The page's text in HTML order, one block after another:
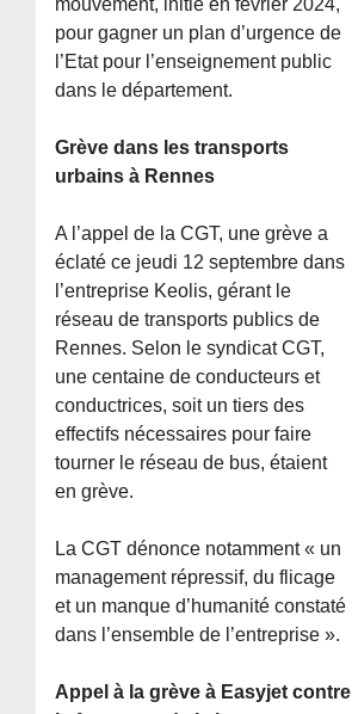
pour gagner un plan d’urgence de
l’Etat pour l’enseignement public
dans le département.
Grève dans les transports
urbains à Rennes
A l’appel de la CGT, une grève a
éclaté ce jeudi 12 septembre dans
l’entreprise Keolis, gérant le
réseau de transports publics de
Rennes. Selon le syndicat CGT,
une centaine de conducteurs et
conductrices, soit un tiers des
effectifs nécessaires pour faire
tourner le réseau de bus, étaient
en grève.
La CGT dénonce notamment « un
management répressif, du flicage
et un manque d’humanité constaté
dans l’ensemble de l’entreprise ».
Appel à la grève à Easyjet contre